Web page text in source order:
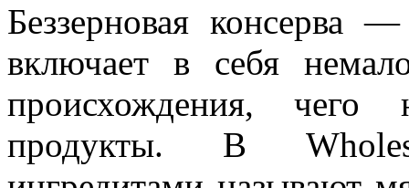
Беззерновая консерва
включает в себя
происхождения, чего
продукты. В